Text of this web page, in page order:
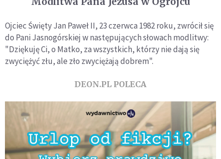
Ojciec Święty Jan Paweł II, 23 czerwca 1982 roku, zwrócił się
do Pani Jasnogórskiej w następujących słowach modlitwy:
"Dziękuję Ci, o Matko, za wszystkich, którzy nie dają się
zwyciężyć złu, ale zło zwyciężają dobrem".
DEON.PL POLECA